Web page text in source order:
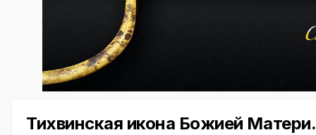
Тихвинская икона Божией Матери.